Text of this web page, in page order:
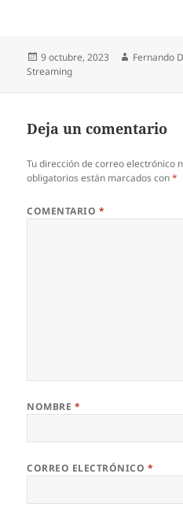
Publicado
el
9 octubre, 2023 Autor
Fernando
Streaming
Deja un comentario
Tu dirección de correo electrónico
obligatorios están marcados con*
COMENTARIO *
NOMBRE *
CORREO ELECTRÓNICO *